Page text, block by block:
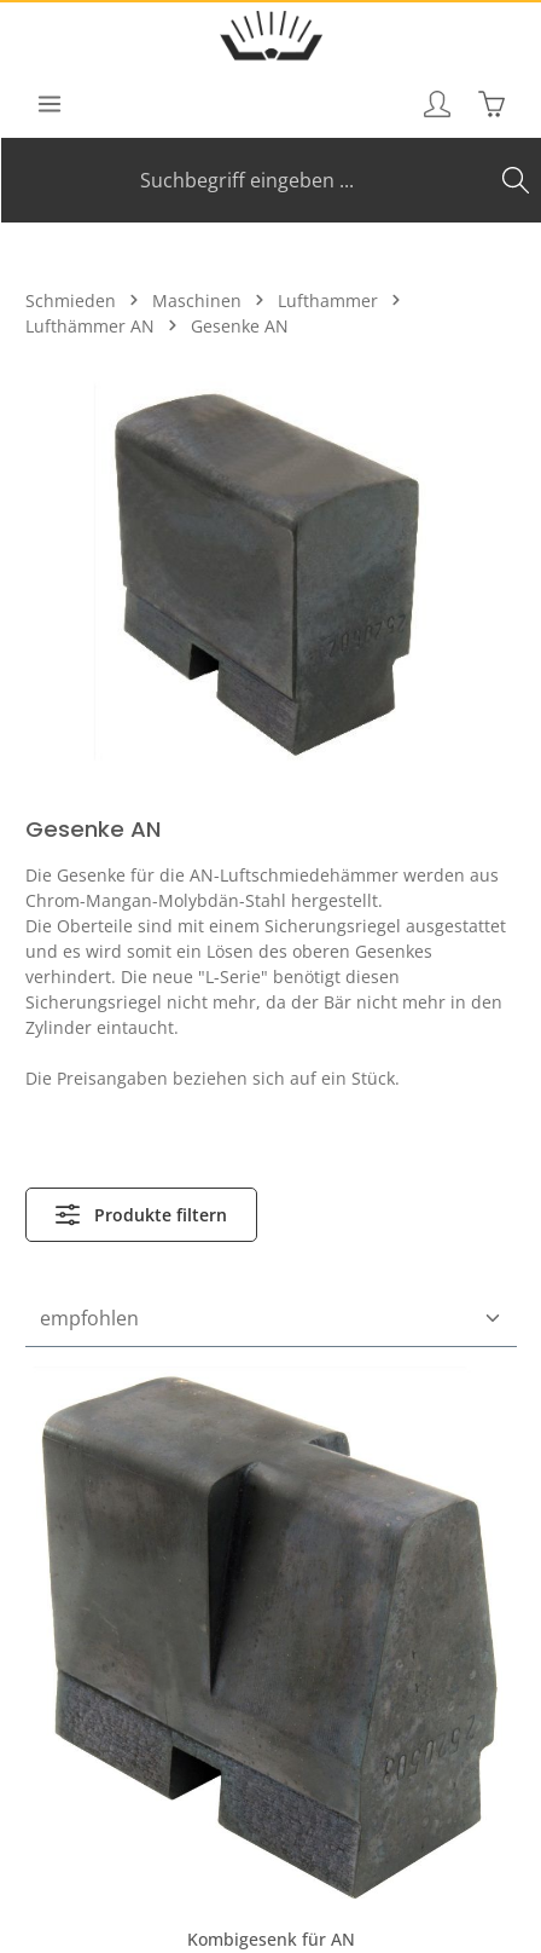
Zum Hauptinhalt springen
Schmieden Maschinen
Lufthammer
Lufthämmer AN
Gesenke AN
Gesenke AN
Die Gesenke für die AN-Luftschmiedehämmer werden aus
Chrom-Mangan-Molybdän-Stahl hergestellt.
Die Oberteile sind mit einem Sicherungsriegel ausgestattet
und es wird somit ein Lösen des oberen Gesenkes
verhindert. Die neue "L-Serie" benötigt diesen
Sicherungsriegel nicht mehr, da der Bär nicht mehr in den
Zylinder eintaucht.
Die Preisangaben beziehen sich auf ein Stück.
Produkte filtern
Kombigesenk für AN